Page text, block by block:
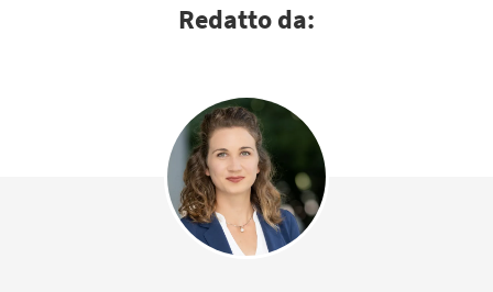
Redatto da: